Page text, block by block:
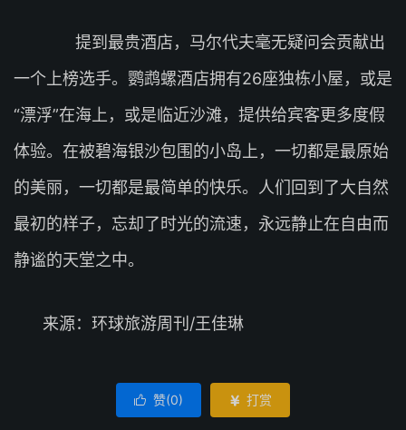
提到最贵酒店，马尔代夫毫无疑问会贡献出
一个上榜选手。鹦鹉螺酒店拥有26座独栋小屋，或是
“漂浮”在海上，或是临近沙滩，提供给宾客更多度假
体验。在被碧海银沙包围的小岛上，一切都是最原始
的美丽，一切都是最简单的快乐。人们回到了大自然
最初的样子，忘却了时光的流速，永远静止在自由而
静谧的天堂之中。
来源：环球旅游周刊/王佳琳
 赞(0)  打赏